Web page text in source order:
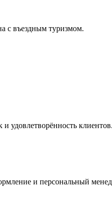
с въездным туризмом.
удовлетворённость клиентов.
и персональный